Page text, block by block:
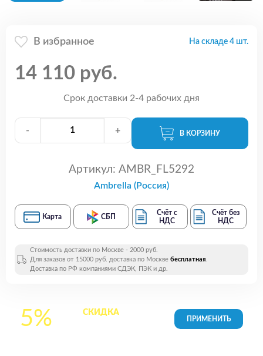
В избранное На складе 4 шт.
14 110 руб.
Срок доставки 2-4 рабочих дня
- + В КОРЗИНУ
Артикул: AMBR_FL5292
Ambrella (Россия)
Карта СБП
Счёт с
НДС
Счёт без
НДС
Стоимость доставки по Москве - 2000 руб.
Для заказов от 15000 руб. доставка по Москве бесплатная.
Доставка по РФ компаниями СДЭК, ПЭК и др.
5% СКИДКАна все